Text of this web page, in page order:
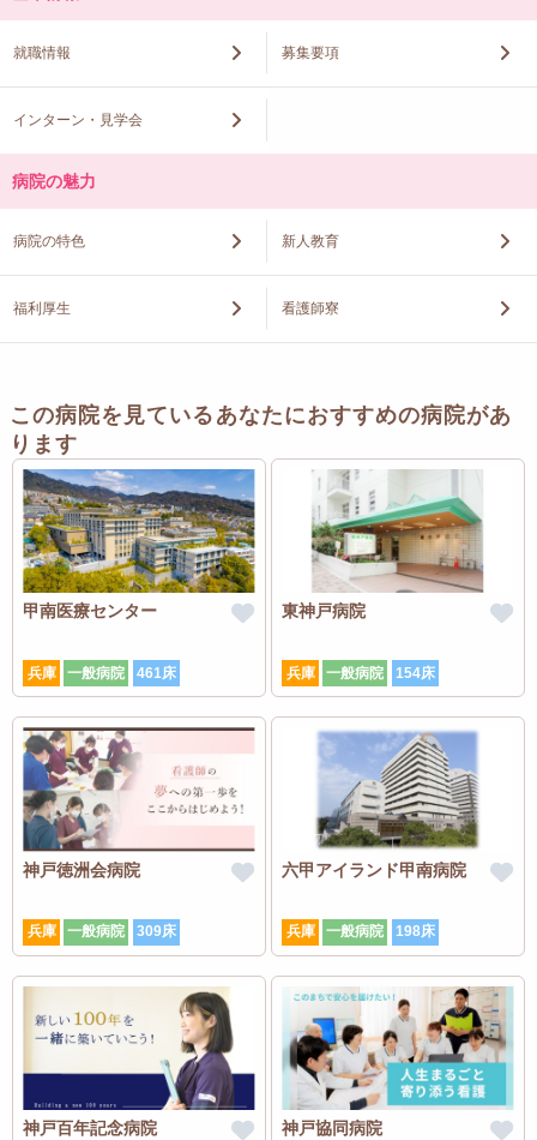
就職情報 募集要項
インターン・見学会
病院の魅力
病院の特色 新人教育
福利厚生 看護師寮
この病院を見ているあなたにおすすめの病院があ
ります
甲南医療センター
兵庫 一般病院 461床
東神戸病院
兵庫 一般病院 154床
神戸徳洲会病院
兵庫 一般病院 309床
六甲アイランド甲南病院
兵庫 一般病院 198床
神戸百年記念病院 神戸協同病院